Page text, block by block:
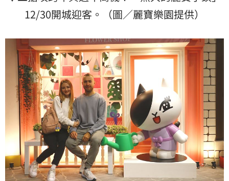
12/30開城迎客。（圖／麗寶樂園提供）